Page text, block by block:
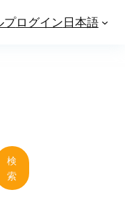
プログイン日本語
検
索